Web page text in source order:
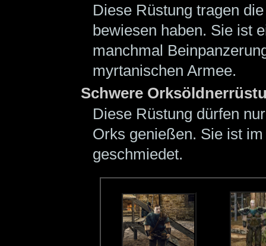
Diese Rüstung tragen
bewiesen haben. Sie ist
manchmal
myrtanischen Armee.
Schwere
Diese Rüstung dürfen
Orks genießen. Sie ist
geschmiedet.